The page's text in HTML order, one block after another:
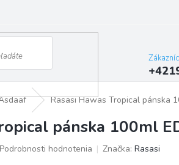
Rasasi Hawas Tropical pánska
pánska 100ml
Podrobnosti hodnotenia Značka: Rasasi